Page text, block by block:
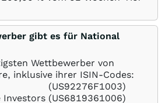
gibt es für National
Wettbewerber von
inklusive ihrer ISIN-Codes:
(US92276F1003)
Investors (US6819361006)